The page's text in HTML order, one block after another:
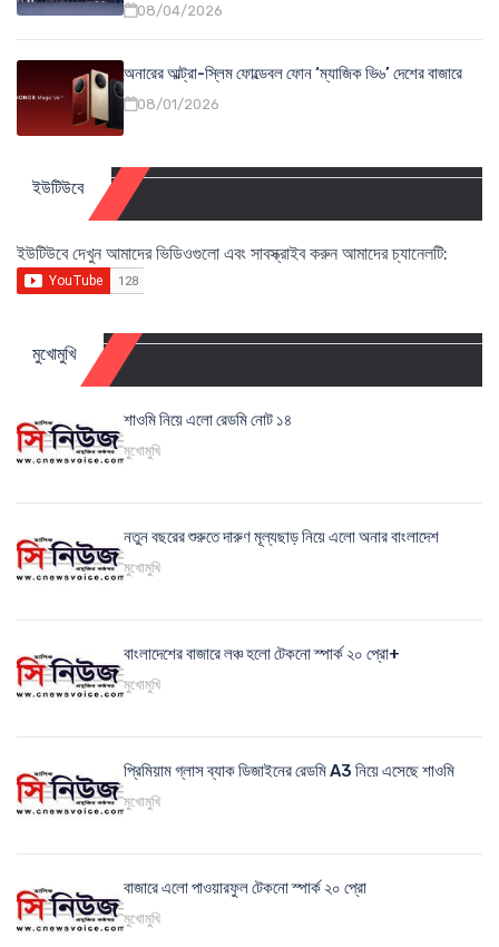
08/04/2026
অনারের আল্ট্রা-স্লিম ফোল্ডেবল ফোন ‘ম্যাজিক ভি৬’ দেশের বাজারে
08/01/2026
ইউটিউবে
ইউটিউবে দেখুন আমাদের ভিডিওগুলো এবং সাবস্ক্রাইব করুন আমাদের চ্যানেলটি:
মুখোমুখি
শাওমি নিয়ে এলো রেডমি নোট ১৪
মুখোমুখি
নতুন বছরের শুরুতে দারুণ মূল্যছাড় নিয়ে এলো অনার বাংলাদেশ
মুখোমুখি
বাংলাদেশের বাজারে লঞ্চ হলো টেকনো স্পার্ক ২০ প্রো+
মুখোমুখি
প্রিমিয়াম গ্লাস ব্যাক ডিজাইনের রেডমি A3 নিয়ে এসেছে শাওমি
মুখোমুখি
বাজারে এলো পাওয়ারফুল টেকনো স্পার্ক ২০ প্রো
মুখোমুখি